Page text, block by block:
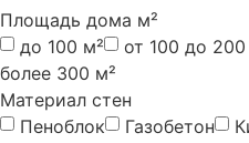
Площадь дома м²
до 100 м²
от 100 до 200
более 300 м²
Материал стен
Пеноблок
Газобетон